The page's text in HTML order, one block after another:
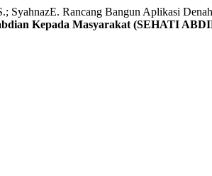
SyahnazE. Rancang Bangun Aplikasi
Kepada Masyarakat (SEHATI